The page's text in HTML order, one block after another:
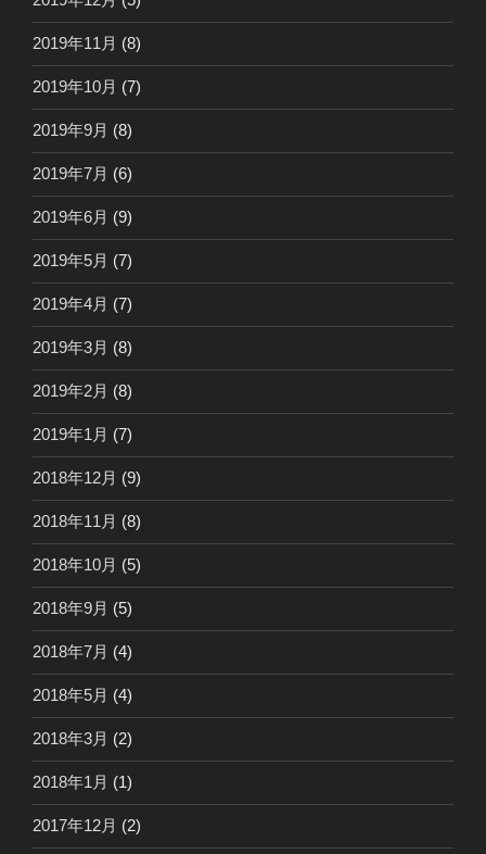
2019年11月 (8)
2019年10月 (7)
2019年9月 (8)
2019年7月 (6)
2019年6月 (9)
2019年5月 (7)
2019年4月 (7)
2019年3月 (8)
2019年2月 (8)
2019年1月 (7)
2018年12月 (9)
2018年11月 (8)
2018年10月 (5)
2018年9月 (5)
2018年7月 (4)
2018年5月 (4)
2018年3月 (2)
2018年1月 (1)
2017年12月 (2)